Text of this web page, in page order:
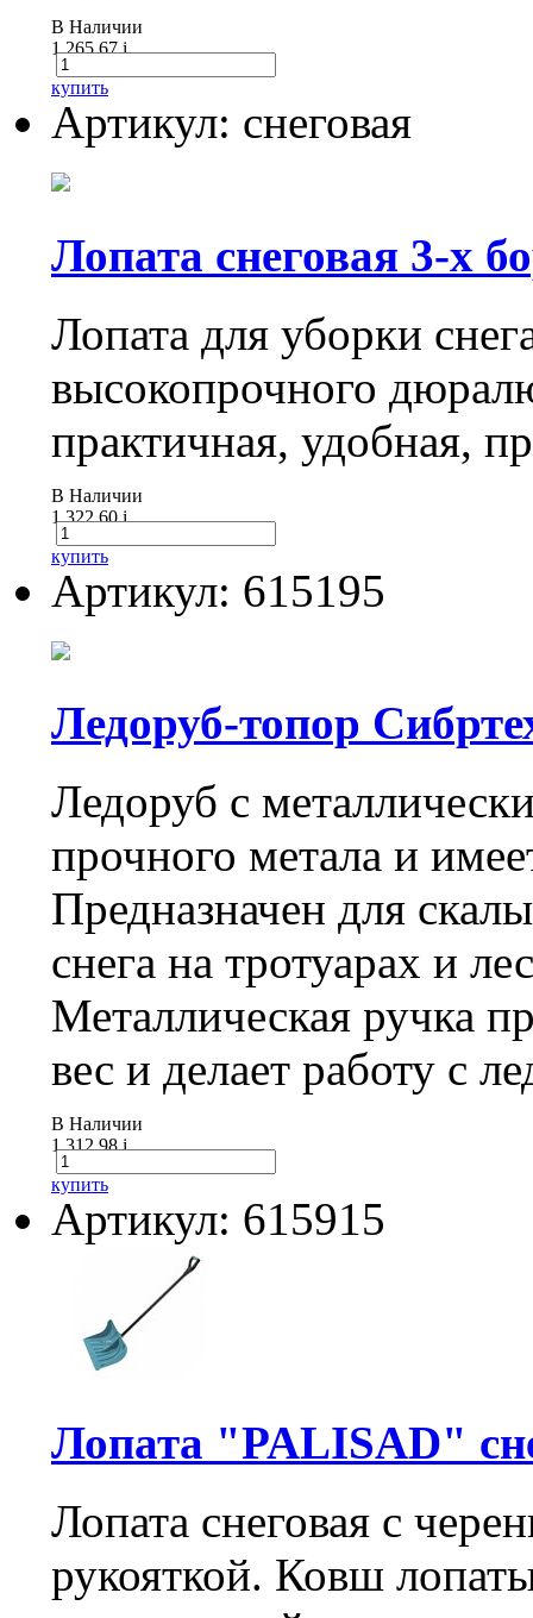
В Наличии
1 265.67i
купить
Артикул: снеговая
Лопата снеговая 3-х
Лопата для уборки
высокопрочного
практичная, удобная,
В Наличии
1 322.60i
купить
Артикул: 615195
Ледоруб-топор
Ледоруб с
прочного метала и
Предназначен для
снега на тротуарах и
Металлическая ручка
вес и делает работу с
В Наличии
1 312.98i
купить
Артикул: 615915
Лопата "PALISAD"
Лопата снеговая с
рукояткой. Ковш